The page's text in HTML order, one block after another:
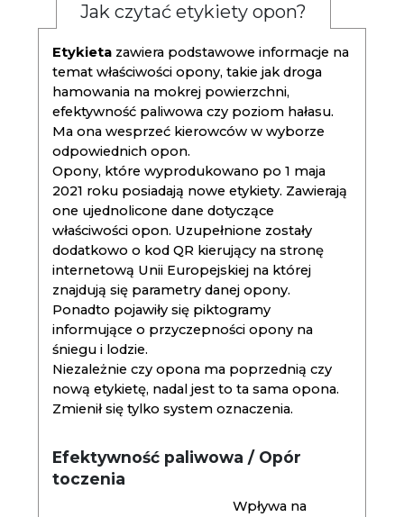
Jak czytać etykiety opon?
Etykieta zawiera podstawowe informacje na
temat właściwości opony, takie jak droga
hamowania na mokrej powierzchni,
efektywność paliwowa czy poziom hałasu.
Ma ona wesprzeć kierowców w wyborze
odpowiednich opon.
Opony, które wyprodukowano po 1 maja
2021 roku posiadają nowe etykiety. Zawierają
one ujednolicone dane dotyczące
właściwości opon. Uzupełnione zostały
dodatkowo o kod QR kierujący na stronę
internetową Unii Europejskiej na której
znajdują się parametry danej opony.
Ponadto pojawiły się piktogramy
informujące o przyczepności opony na
śniegu i lodzie.
Niezależnie czy opona ma poprzednią czy
nową etykietę, nadal jest to ta sama opona.
Zmienił się tylko system oznaczenia.
Efektywność paliwowa / Opór
toczenia
Wpływa na